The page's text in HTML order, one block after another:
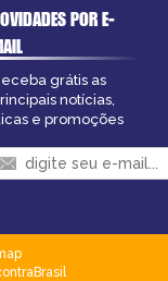
POR E-
grátis as
notícias,
e promoções